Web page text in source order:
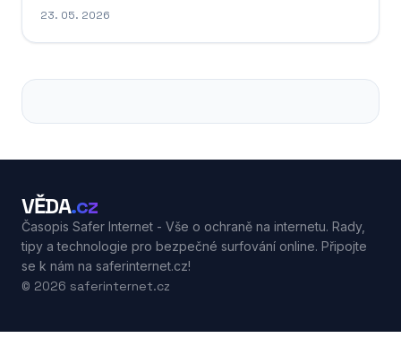
23. 05. 2026
VĚDA.cz
Časopis Safer Internet - Vše o ochraně na internetu. Rady,
tipy a technologie pro bezpečné surfování online. Připojte
se k nám na saferinternet.cz!
© 2026 saferinternet.cz